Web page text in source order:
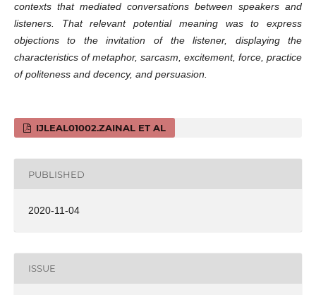
contexts that mediated conversations between speakers and
listeners. That relevant potential meaning was to express
objections to the invitation of the listener, displaying the
characteristics of metaphor, sarcasm, excitement, force, practice
of politeness and decency, and persuasion.
IJLEAL01002.ZAINAL ET AL
PUBLISHED
2020-11-04
ISSUE